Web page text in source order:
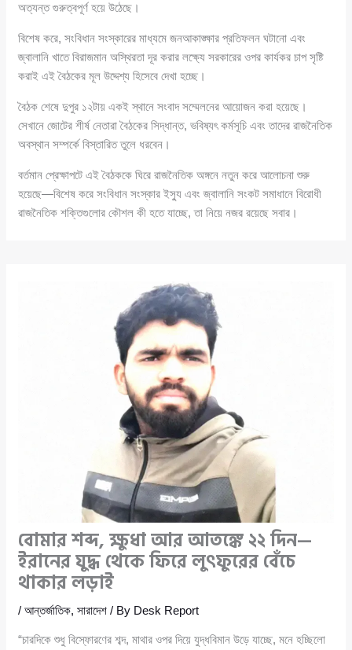
অত্যন্ত গুরুত্বপূর্ণ হয়ে উঠেছে।
বিশেষ করে, সংবিধান সংস্কারের মাধ্যমে জনআকাঙ্ক্ষার প্রতিফলন ঘটানো এবং
জ্বালানি খাতে বিরাজমান অস্থিরতা দূর করার লক্ষ্যে সরকারের ওপর কার্যকর চাপ সৃষ্টি
করাই এই বৈঠকের মূল উদ্দেশ্য হিসেবে দেখা হচ্ছে।
বৈঠক শেষে দুপুর ১২টায় একই স্থানে সংবাদ সম্মেলনের আয়োজন করা হয়েছে।
সেখানে জোটের শীর্ষ নেতারা বৈঠকের সিদ্ধান্ত, ভবিষ্যৎ কর্মসূচি এবং তাদের রাজনৈতিক
অবস্থান সম্পর্কে বিস্তারিত তুলে ধরবেন।
বর্তমান প্রেক্ষাপটে এই বৈঠককে ঘিরে রাজনৈতিক অঙ্গনে নতুন করে আলোচনা শুরু
হয়েছে—বিশেষ করে সংবিধান সংস্কার ইস্যু এবং জ্বালানি সংকট সমাধানে বিরোধী
রাজনৈতিক শক্তিগুলোর কৌশল কী হতে যাচ্ছে, তা নিয়ে নজর রয়েছে সবার।
বোমার শব্দ, ক্ষুধা আর আতঙ্কে ২২ দিন—
ইরানের যুদ্ধ থেকে ফিরে লুৎফুরের বেঁচে
থাকার লড়াই
/আন্তর্জাতিক,সারাদেশ / By Desk Report
“চারদিকে শুধু বিস্ফোরণের শব্দ, মাথার ওপর দিয়ে যুদ্ধবিমান উড়ে যাচ্ছে, মনে হচ্ছিলো